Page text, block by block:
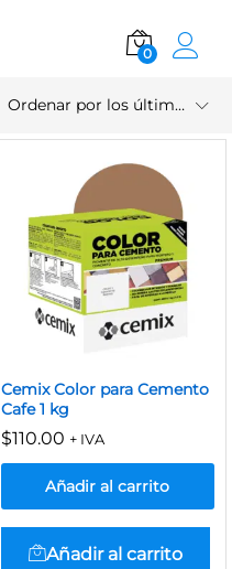
0
Ordenar por los últimos
Cemix Color para Cemento
Cafe 1 kg
$110.00 + IVA
Añadir al carrito
Añadir al carrito